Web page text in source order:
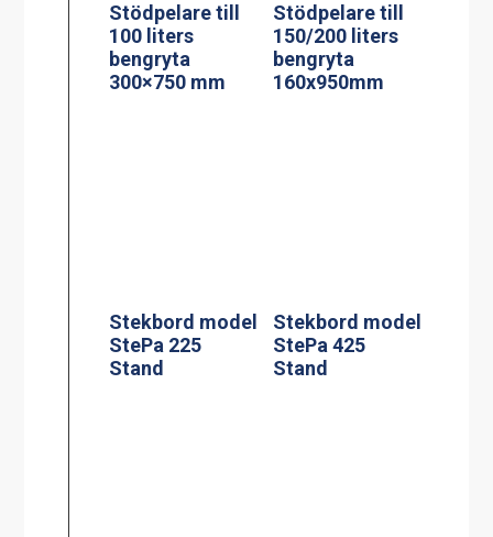
Stödpelare till
100 liters
bengryta
300×750 mm
Stödpelare till
150/200 liters
bengryta
160x950mm
Stekbord model
StePa 225
Stand
Stekbord model
StePa 425
Stand